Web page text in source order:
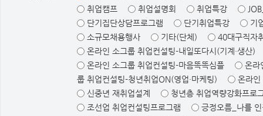
취업캠프
취업설명회 취업특강
단기집단상담프로그램
단기취업특강
기
소규모채용행사
기타(단체)
40대구직자
온라인 소그룹 취업컨설팅-내일또다시(기계·생산)
온라인 소그룹 취업컨설팅-마음똑똑심플
온라
룹 취업컨설팅-청년취업ON(영업·마케팅)
온라인
신중년 재취업설계
청년층 취업역량강화프로
조선업 취업컨설팅프로그램
긍정오름_나를